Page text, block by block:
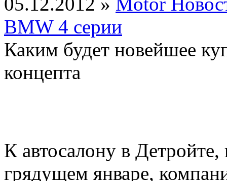
BMW 4 серии
Каким будет новейшее
концепта
К автосалону в
грядущем январе,